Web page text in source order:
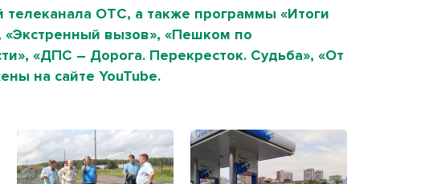
телеканала ОТС, а также программы «Итоги
вызов», «Пешком по
«ДПС – Дорога. Перекресток. Судьба», «От
на сайте YouTube.